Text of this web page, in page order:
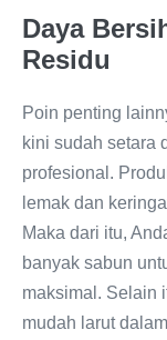
Daya
Residu
Poin penting
kini sudah setara
profesional.
lemak dan
Maka dari itu,
banyak sabun
maksimal. Selain
mudah larut